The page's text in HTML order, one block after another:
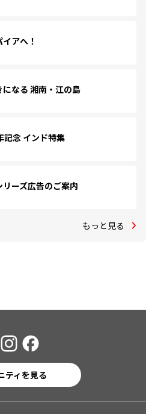
アへ！
なる 湘南・江の島
記念 インド特集
リーズ広告のご案内
もっと見る
ティを見る